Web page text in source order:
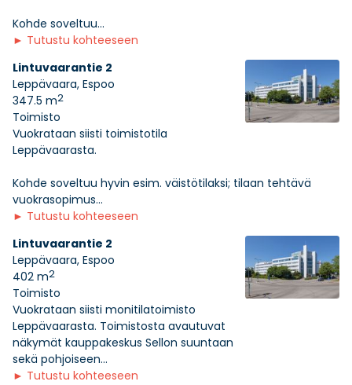
Kohde soveltuu...
► Tutustu kohteeseen
Lintuvaarantie 2
Leppävaara, Espoo
347.5 m2
Toimisto
Vuokrataan siisti toimistotila
Leppävaarasta.
Kohde soveltuu hyvin esim. väistötilaksi; tilaan tehtävä
vuokrasopimus...
► Tutustu kohteeseen
Lintuvaarantie 2
Leppävaara, Espoo
402 m2
Toimisto
Vuokrataan siisti monitilatoimisto
Leppävaarasta. Toimistosta avautuvat
näkymät kauppakeskus Sellon suuntaan
sekä pohjoiseen...
► Tutustu kohteeseen